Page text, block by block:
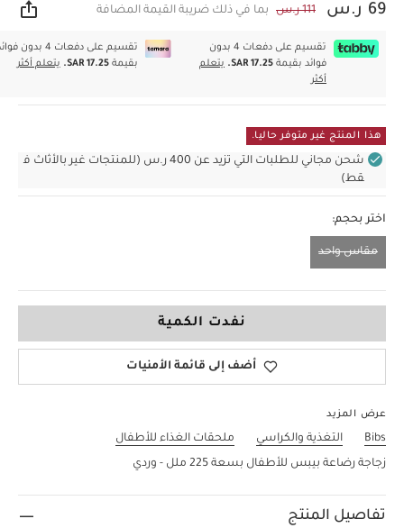
69 ر.س 111 ر.س بما في ذلك ضريبة القيمة المضافة
تقسيم على دفعات 4 بدون
فوائد بقيمة SAR 17.25.
يتعلم
أكثر
تقسيم على دفعات 4 بدون
بقيمةSAR 17.25. يتعلم أكثر
هذا المنتج غير متوفر حاليا.
شحن مجاني للطلبات التي تزيد عن 400 ر.س (للمنتجات غير بالأثاث ف
قط)
اختر بحجم:
مقاس واحد
نفدت الكمية
أضف إلى قائمة الأمنيات
عرض المزيد
Bibs التغذية والكراسي
ملحقات الغذاء للأطفال
زجاجة رضاعة بيبس للأطفال بسعة 225 ملل - وردي
تفاصيل المنتج